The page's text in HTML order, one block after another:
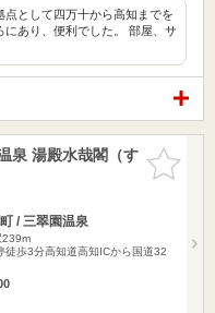
として四万十から高知までを
あり、便利でした。 部屋、サ
お気に入
りに追加
泉 湯殿水哉閣（す
/ 三翠園温泉
239m
徒歩3分高知道高知ICから国道32